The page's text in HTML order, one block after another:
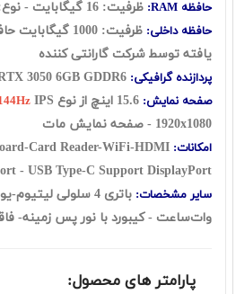
حافظه RAM: ظرفیت: 16 گیگابایت - نوع: DDR4
حافظه داخلی: ظرفیت: 1000 گیگابایت حافظه از نوع SSD
یافته توسط شرکت گارانتی کننده
پردازنده گرافیکی:
صفحه نمایش:
1920x1080 - صفحه نمایش مات
امکانات: Card Reader-WiFi-HDMI
- USB Type-C Support DisplayPort
سایر مشخصات:
وات‌ساعت - کیبورد با نور پس زمینه-
پارامتر های محصول: